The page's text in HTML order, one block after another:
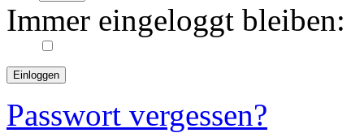
Immer eingeloggt bleiben:
Passwort vergessen?